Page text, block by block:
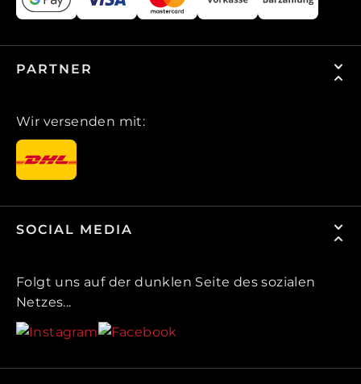
PARTNER
Wir versenden mit:
SOCIAL MEDIA
Folgt uns auf der dunklen Seite des sozialen
Netzes...